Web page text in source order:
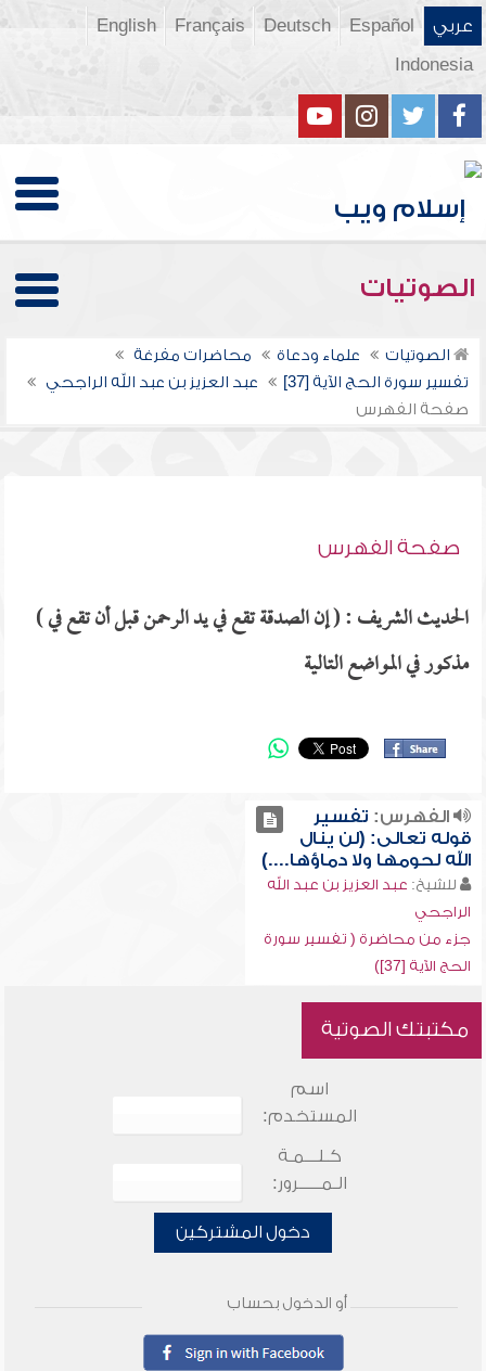
عربي Español
Deutsch
Français
English
Indonesia
الصوتيات
الصوتيات علماء ودعاة
محاضرات مفرغة
تفسير سورة الحج الآية [37]
عبد العزيز بن عبد الله الراجحي
صفحة الفهرس
صفحة الفهرس
الحديث الشريف : ( إن الصدقة تقع في يد الرحمن قبل أن تقع في )
مذكور في المواضع التالية
الفهرس: تفسير
قوله تعالى: (لن ينال
الله لحومها ولا دماؤها....)
للشيخ: عبد العزيز بن عبد الله
الراجحي
جزء من محاضرة ( تفسير سورة
الحج الآية [37])
مكتبتك الصوتية
اسم
المستخدم:
كـلـــمـة
الـمـــــرور:
دخول المشتركين
أو الدخول بحساب